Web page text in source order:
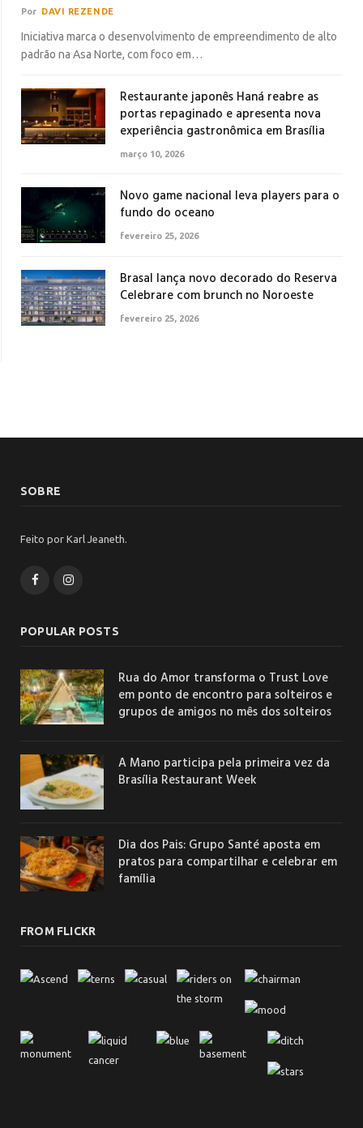
Por DAVI REZENDE
Iniciativa marca o desenvolvimento de empreendimento de alto
padrão na Asa Norte, com foco em…
Restaurante japonês Haná reabre as
portas repaginado e apresenta nova
experiência gastronômica em Brasília
março 10, 2026
Novo game nacional leva players para o
fundo do oceano
fevereiro 25, 2026
Brasal lança novo decorado do Reserva
Celebrare com brunch no Noroeste
fevereiro 25, 2026
SOBRE
Feito por Karl Jeaneth.
FacebookInstagram
POPULAR POSTS
Rua do Amor transforma o Trust Love
em ponto de encontro para solteiros e
grupos de amigos no mês dos solteiros
A Mano participa pela primeira vez da
Brasília Restaurant Week
Dia dos Pais: Grupo Santé aposta em
pratos para compartilhar e celebrar em
família
FROM FLICKR